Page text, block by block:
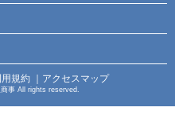
規約 ｜アクセスマップ
事 All rights reserved.